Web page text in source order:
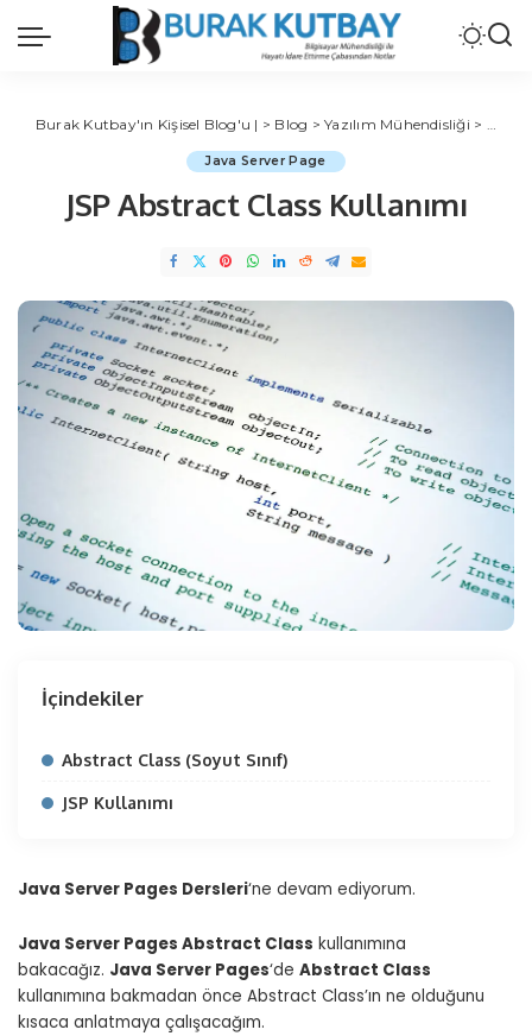
Burak Kutbay'ın Kişisel Blog'u | > Blog >Yazılım Mühendisliği > Java
Java Server Page
JSP Abstract Class Kullanımı
İçindekiler
Abstract Class (Soyut Sınıf)
JSP Kullanımı
Java Server Pages Dersleri‘ne devam ediyorum.
Java Server Pages Abstract Class kullanımına
bakacağız. Java Server Pages‘de Abstract Class
kullanımına bakmadan önce Abstract Class’ın ne olduğunu
kısaca anlatmaya çalışacağım.